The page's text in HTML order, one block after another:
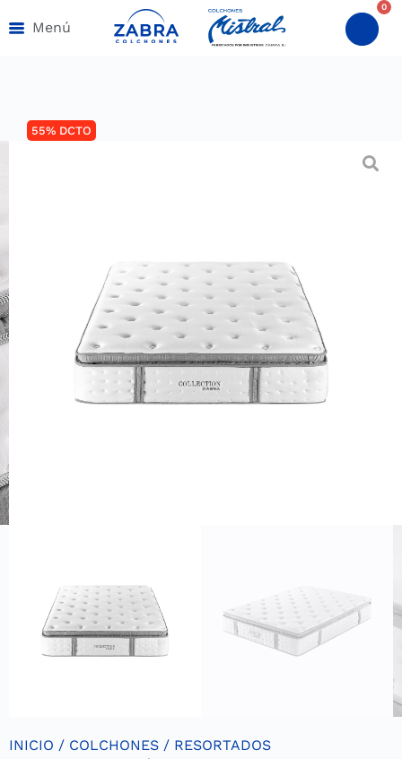
Menú
0
55% DCTO
INICIO / COLCHONES / RESORTADOS